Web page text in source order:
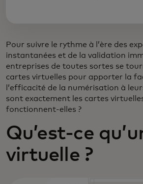
Pour suivre le rythme à l’ère des
instantanées et de la validation
entreprises de toutes sortes se
cartes virtuelles pour apporter la
l’efficacité de la numérisation à
sont exactement les cartes
fonctionnent-elles ?
Qu’est-ce
virtuelle ?